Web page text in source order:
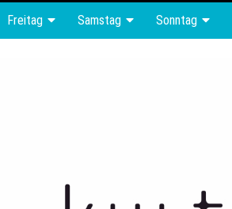
Freitag Samstag Sonntag